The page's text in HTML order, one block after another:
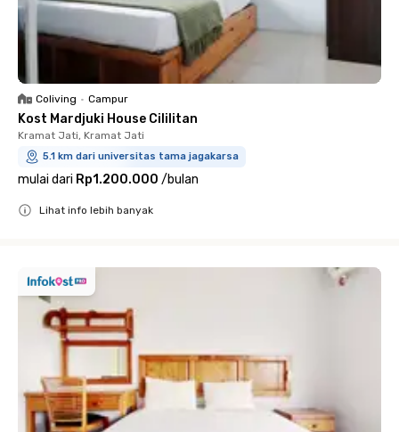
Coliving • Campur
Kost Mardjuki House Cililitan
Kramat Jati, Kramat Jati
5.1 km dari universitas tama jagakarsa
mulai dari Rp1.200.000 /bulan
Lihat info lebih banyak